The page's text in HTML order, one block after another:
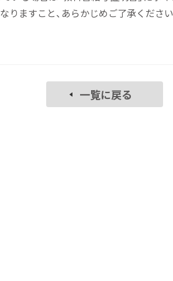
すこと、あらかじめご了承ください
一覧に戻る